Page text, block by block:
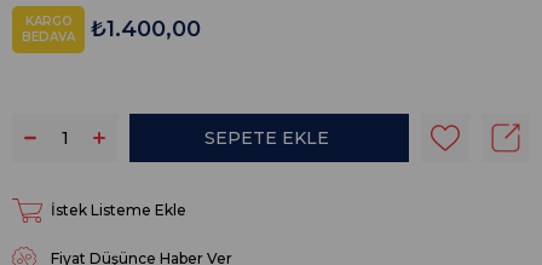
KARGO
BEDAVA
₺1.400,00
İstek Listeme Ekle
Fiyat Düşünce Haber Ver